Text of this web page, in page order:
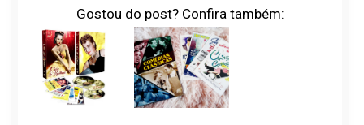
Gostou do post? Confira também: